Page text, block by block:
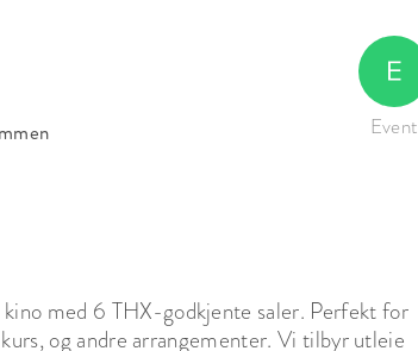
Event
med 6 THX-godkjente saler. Perfekt for
og andre arrangementer. Vi tilbyr utleie